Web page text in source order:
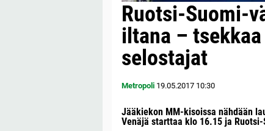
Ruotsi-Suomi-
iltana –
selostajat
Metropoli 19.05.2017 10:30
Jääkiekon MM-kisoissa nähdään
Venäjä starttaa klo 16.15 ja